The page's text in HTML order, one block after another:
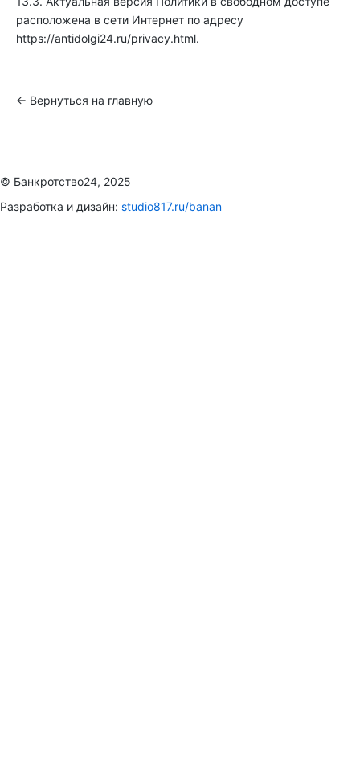
расположена в сети Интернет по адресу
https://antidolgi24.ru/privacy.html.
← Вернуться на главную
© Банкротство24, 2025
Разработка и дизайн: studio817.ru/banan